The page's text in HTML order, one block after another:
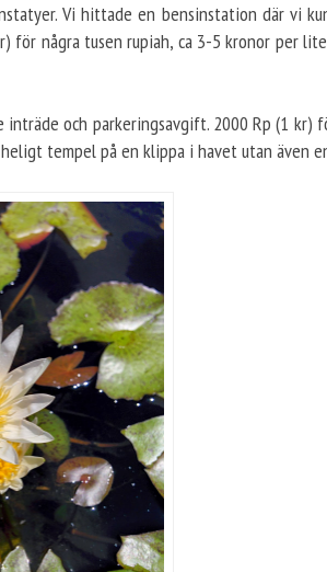
Vi hittade en bensinstation där vi
för några tusen rupiah, ca 3-5 kronor per
och parkeringsavgift. 2000 Rp (1 kr)
tempel på en klippa i havet utan även